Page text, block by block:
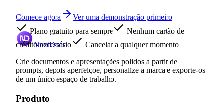
Comece agora
Ver uma demonstração primeiro
Plano gratuito para sempre
Nenhum cartão de
crédito necessário
Cancelar a qualquer momento
NextDocs
Crie documentos e apresentações polidos a partir de
prompts, depois aperfeiçoe, personalize a marca e exporte-os
de um único espaço de trabalho.
Produto